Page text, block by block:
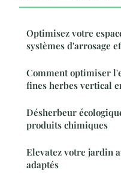
Optimisez votre
systèmes d'arrosage
Comment optimiser
fines herbes vertical
Désherbeur
produits chimiques
Elevatez votre jardin
adaptés